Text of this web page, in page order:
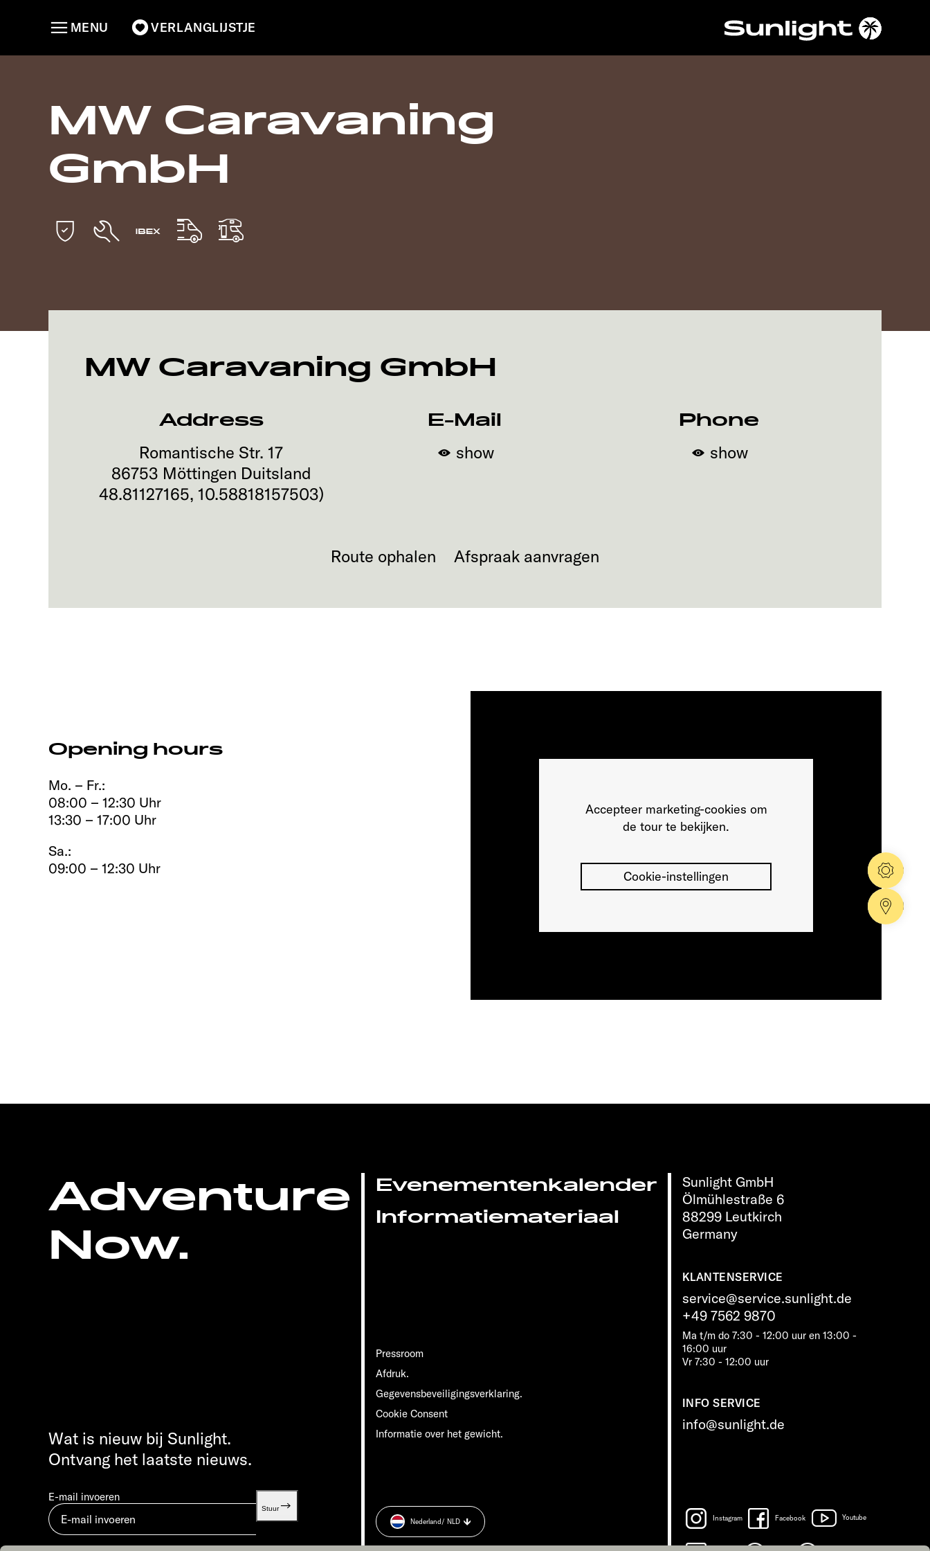
VERLANGLIJSTJE
MENU
Dealer
MW Caravaning
GmbH
MW Caravaning GmbH
Address
Romantische Str. 17
86753 Möttingen Duitsland
48.81127165, 10.58818157503)
E-Mail
show
Phone
show
Route ophalen Afspraak aanvragen
Opening hours
Mo. – Fr.:
08:00 – 12:30 Uhr
13:30 – 17:00 Uhr
Sa.:
09:00 – 12:30 Uhr
Accepteer marketing-cookies om
de tour te bekijken.
Cookie-instellingen
Adventure
Now.
Sunlight GmbH
Ölmühlestraße 6
88299 Leutkirch
Germany
KLANTENSERVICE
service@service.sunlight.de
+49 7562 9870
Ma t/m do 7:30 - 12:00 uur en 13:00 -
16:00 uur
Vr 7:30 - 12:00 uur
INFO SERVICE
info@sunlight.de
Evenementenkalender
Informatiemateriaal
Pressroom
Afdruk.
Gegevensbeveiligingsverklaring.
Cookie Consent
Informatie over het gewicht.
Wat is nieuw bij Sunlight.
Ontvang het laatste nieuws.
E-mail invoeren
Stuur
Instagram Facebook Youtube
Nederland/ NLD